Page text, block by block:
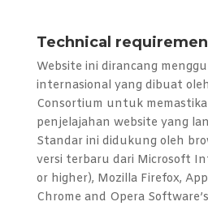
Technical
Website ini dirancang
internasional yang dibuat
Consortium untuk
penjelajahan website yang
Standar ini didukung oleh
versi terbaru dari Microsoft
or higher), Mozilla Firefox,
Chrome and Opera